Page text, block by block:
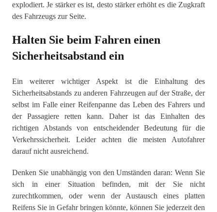
explodiert. Je stärker es ist, desto stärker erhöht es die Zugkraft
des Fahrzeugs zur Seite.
Halten Sie beim Fahren einen
Sicherheitsabstand ein
Ein weiterer wichtiger Aspekt ist die Einhaltung des
Sicherheitsabstands zu anderen Fahrzeugen auf der Straße, der
selbst im Falle einer Reifenpanne das Leben des Fahrers und
der Passagiere retten kann. Daher ist das Einhalten des
richtigen Abstands von entscheidender Bedeutung für die
Verkehrssicherheit. Leider achten die meisten Autofahrer
darauf nicht ausreichend.
Denken Sie unabhängig von den Umständen daran: Wenn Sie
sich in einer Situation befinden, mit der Sie nicht
zurechtkommen, oder wenn der Austausch eines platten
Reifens Sie in Gefahr bringen könnte, können Sie jederzeit den